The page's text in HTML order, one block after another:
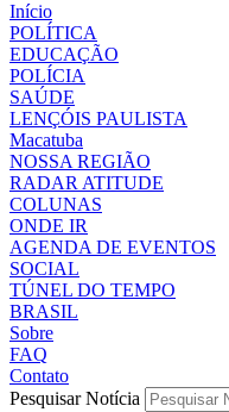
Início
POLÍTICA
EDUCAÇÃO
POLÍCIA
SAÚDE
LENÇÓIS PAULISTA
Macatuba
NOSSA REGIÃO
RADAR ATITUDE
COLUNAS
ONDE IR
AGENDA DE EVENTOS
SOCIAL
TÚNEL DO TEMPO
BRASIL
Sobre
FAQ
Contato
Pesquisar Notícia